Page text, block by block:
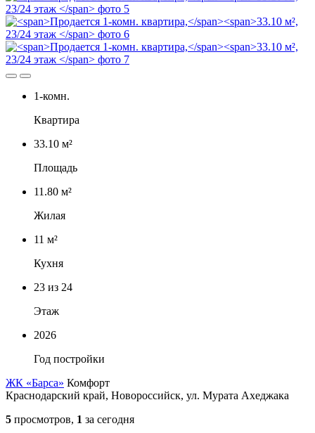
1-комн.
Квартира
33.10 м²
Площадь
11.80 м²
Жилая
11 м²
Кухня
23 из 24
Этаж
2026
Год постройки
ЖК «Барса» Комфорт
Краснодарский край, Новороссийск, ул. Мурата Ахеджака
5 просмотров, 1 за сегодня